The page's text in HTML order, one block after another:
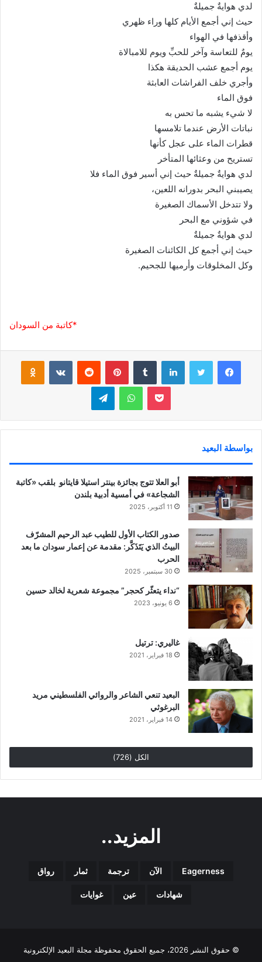
لدي هوايةٌ جميلةٌ
حيث إني أجمع الأيام كلها وراء ظهري
وأقذفها في الهواء
يومٌ للتعاسة وآخر للحبِّ ويوم للامبالاة
يوم أجمع عشب الحديقة هكذا
وأجري خلف الفراشات العابثة
فوق الماء
لا شيء يشبه ما تحس به
نباتات الأرض عندما تلامسها
قطرات الماء على عجل كأنها
تستريح من وعثائها المتأخر
لدي هوايةٌ جميلةٌ حيث إني أسير فوق الماء فلا
يصيبني البحر بدورانه اللعين،
ولا تتدخل الأسماك الصغيرة
في شؤوني مع البحر
لدي هوايةٌ جميلةٌ
حيث إني أجمع كل الكائنات الصغيرة
وكل المخلوقات وأرميها للجحيم.
*كاتبة من السودان
فيسبوك لينكدإن بينتيريست
بوكيت واتساب تيلقرام
بواسطة البعيد
أبو العلا تتوج بجائزة بينتر استيلا قايتانو بلقب «كاتبة
الشجاعة» في أمسية أدبية بلندن
11 أكتوبر، 2025
صدور الكتاب الأول للطيب عبد الرحيم المشرّف
البيتُ الذي يَتَذَكَّر: مقدمة عن إعمار سودان ما بعد
الحرب
30 سبتمبر، 2025
“نداء يتعثّر كحجر” مجموعة شعرية لخالد حسين
6 يونيو، 2023
غاليري: ترتيل
18 فبراير، 2021
البعيد تنعي الشاعر والروائي الفلسطيني مريد
البرغوثي
14 فبراير، 2021
الكل (726)
المزيد..
Eagerness الآن ترجمة ثمار رواق
شهادات عين غوايات
© حقوق النشر 2026، جميع الحقوق محفوظة مجلة البعيد الإلكترونية